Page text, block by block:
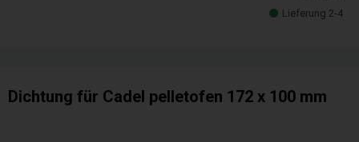
Lieferung 2-4
Dichtung für Cadel pelletofen 172 x 100 mm